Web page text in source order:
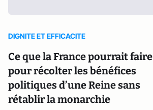
DIGNITE ET EFFICACITE
Ce que la France pourrait faire
pour récolter les bénéfices
politiques d’une Reine sans
rétablir la monarchie